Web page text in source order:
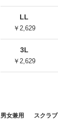
LL
￥2,629
3L
￥2,629
男女兼用 スクラブ